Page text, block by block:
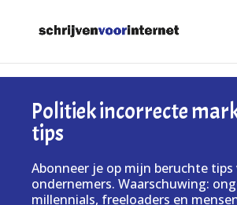
Politiek incorrecte
tips
Abonneer je op mijn beruchte tips
ondernemers. Waarschuwing:
millennials, freeloaders en